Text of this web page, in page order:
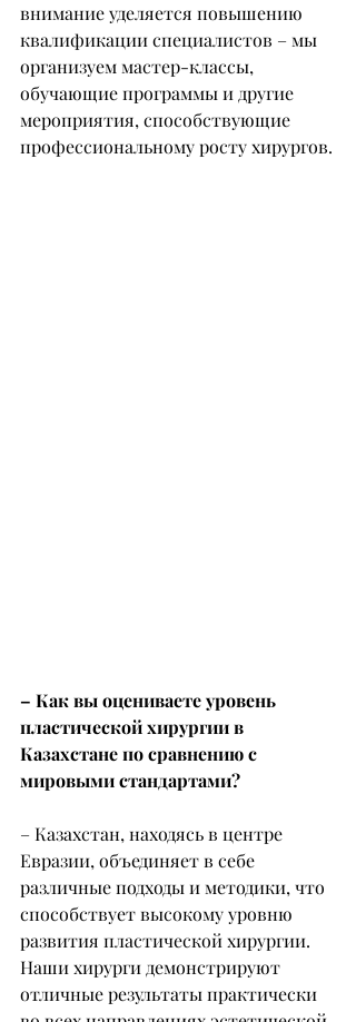
внимание уделяется повышению
квалификации специалистов – мы
организуем мастер-классы,
обучающие программы и другие
мероприятия, способствующие
профессиональному росту хирургов.
– Как вы оцениваете уровень
пластической хирургии в
Казахстане по сравнению с
мировыми стандартами?
– Казахстан, находясь в центре
Евразии, объединяет в себе
различные подходы и методики, что
способствует высокому уровню
развития пластической хирургии.
Наши хирурги демонстрируют
отличные результаты практически